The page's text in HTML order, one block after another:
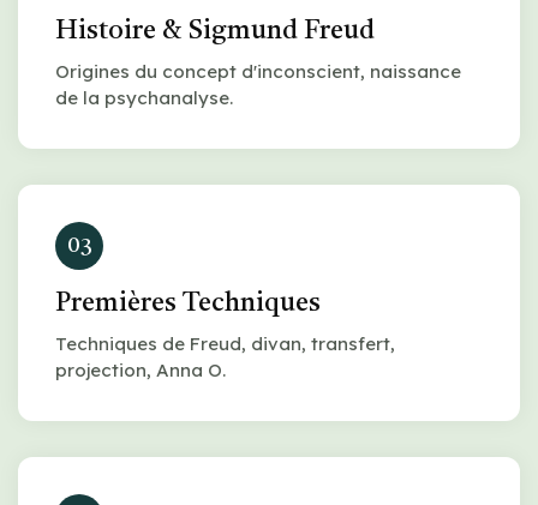
Histoire & Sigmund Freud
Origines du concept d'inconscient, naissance
de la psychanalyse.
03
Premières Techniques
Techniques de Freud, divan, transfert,
projection, Anna O.